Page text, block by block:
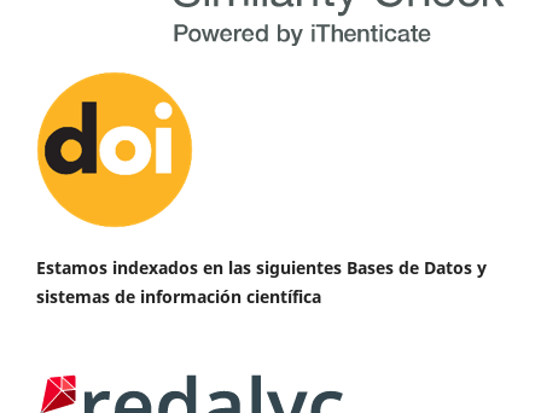
Estamos indexados en las siguientes Bases de Datos y
sistemas de información científica